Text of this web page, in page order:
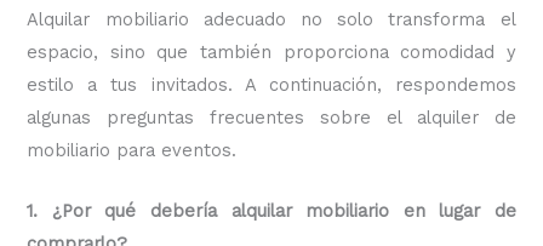
Alquilar mobiliario adecuado no solo transforma el
espacio, sino que también proporciona comodidad y
estilo a tus invitados. A continuación, respondemos
algunas preguntas frecuentes sobre el alquiler de
mobiliario para eventos.
1. ¿Por qué debería alquilar mobiliario en lugar de